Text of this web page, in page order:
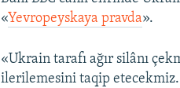
«Yevropeyskaya pravda».
«Ukrain tarafı ağır silânı
ilerilemesini taqip